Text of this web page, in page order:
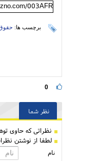
003AFR
برچسب ها:
0
نظر شما
نظراتی كه حاوی
لطفا از نوشتن
نام